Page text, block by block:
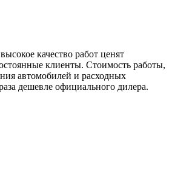
качество работ ценят
клиенты. Стоимость работы,
автомобилей и расходных
дешевле официального дилера.